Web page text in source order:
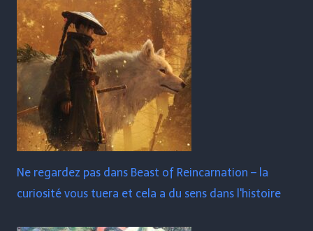
Ne regardez pas dans Beast of Reincarnation – la
curiosité vous tuera et cela a du sens dans l'histoire